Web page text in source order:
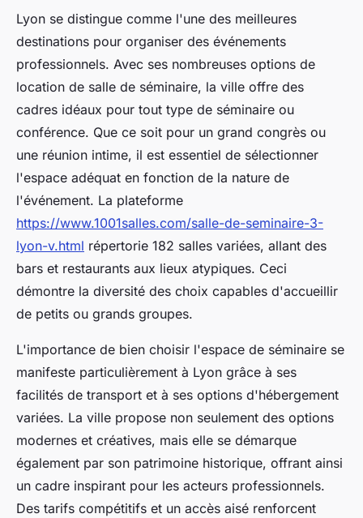
Lyon se distingue comme l'une des meilleures
destinations pour organiser des événements
professionnels. Avec ses nombreuses options de
location de salle de séminaire, la ville offre des
cadres idéaux pour tout type de séminaire ou
conférence. Que ce soit pour un grand congrès ou
une réunion intime, il est essentiel de sélectionner
l'espace adéquat en fonction de la nature de
l'événement. La plateforme
https://www.1001salles.com/salle-de-seminaire-3-
lyon-v.html répertorie 182 salles variées, allant des
bars et restaurants aux lieux atypiques. Ceci
démontre la diversité des choix capables d'accueillir
de petits ou grands groupes.
L'importance de bien choisir l'espace de séminaire se
manifeste particulièrement à Lyon grâce à ses
facilités de transport et à ses options d'hébergement
variées. La ville propose non seulement des options
modernes et créatives, mais elle se démarque
également par son patrimoine historique, offrant ainsi
un cadre inspirant pour les acteurs professionnels.
Des tarifs compétitifs et un accès aisé renforcent